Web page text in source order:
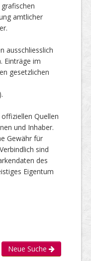
amtlicher
ausschliesslich
Einträge im
gesetzlichen
Quellen
und Inhaber.
Gewähr für
sind
des
Eigentum
Neue Suche